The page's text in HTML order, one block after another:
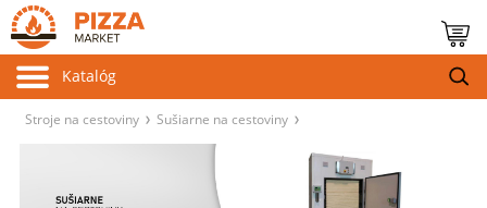
Katalóg
Stroje na cestoviny Sušiarne na cestoviny